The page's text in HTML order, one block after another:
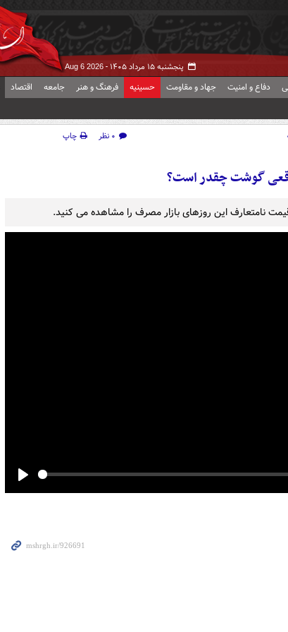
پنجشنبه ۱۵ مرداد ۱۴۰۵ - Aug 6 2026
دفاع و امنیت جهاد و مقاومت حسینیه فرهنگ و هنر جامعه اقتصاد
۰ نظر
چاپ
گوشت چقدر است؟
نامتعارف این روزهای بازار مصرف را مشاهده می کنید.